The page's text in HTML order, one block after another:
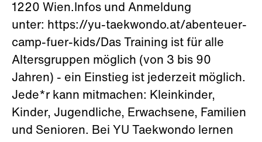
1220 Wien.Infos und Anmeldung
unter: https://yu-taekwondo.at/abenteuer-
camp-fuer-kids/Das Training ist für alle
Altersgruppen möglich (von 3 bis 90
Jahren) - ein Einstieg ist jederzeit möglich.
Jede*r kann mitmachen: Kleinkinder,
Kinder, Jugendliche, Erwachsene, Familien
und Senioren. Bei YU Taekwondo lernen